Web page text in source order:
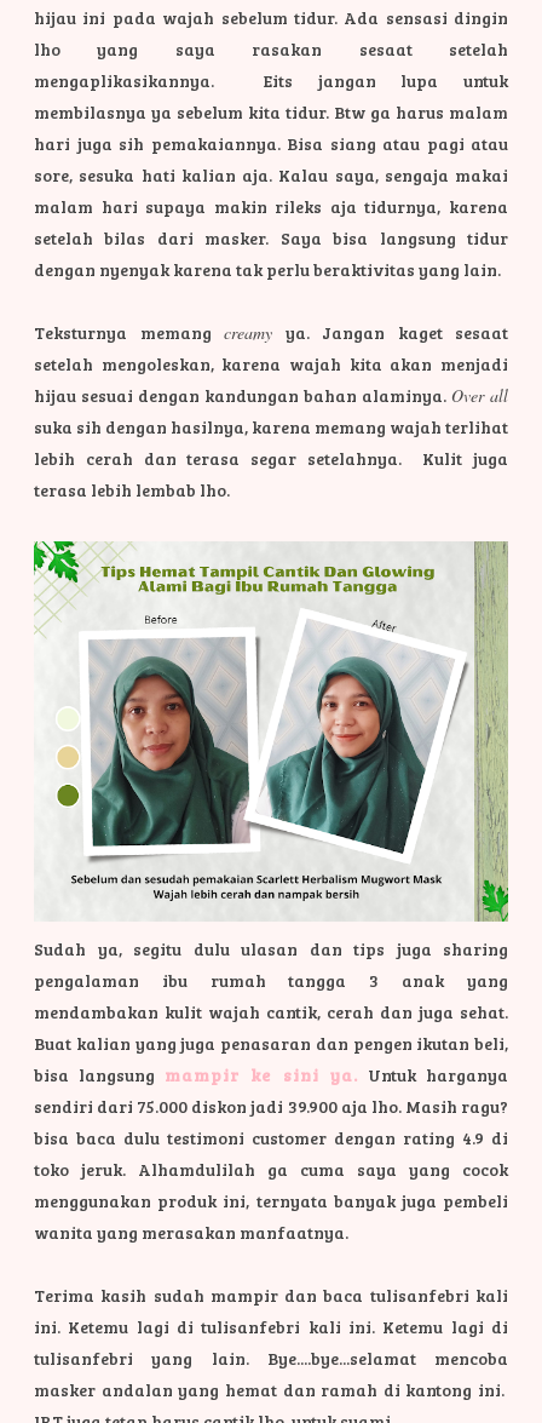
hijau ini pada wajah sebelum tidur. Ada sensasi dingin
lho yang saya rasakan sesaat setelah
mengaplikasikannya. Eits jangan lupa untuk
membilasnya ya sebelum kita tidur. Btw ga harus malam
hari juga sih pemakaiannya. Bisa siang atau pagi atau
sore, sesuka hati kalian aja. Kalau saya, sengaja makai
malam hari supaya makin rileks aja tidurnya, karena
setelah bilas dari masker. Saya bisa langsung tidur
dengan nyenyak karena tak perlu beraktivitas yang lain.
Teksturnya memang creamy ya. Jangan kaget sesaat
setelah mengoleskan, karena wajah kita akan menjadi
hijau sesuai dengan kandungan bahan alaminya. Over all
suka sih dengan hasilnya, karena memang wajah terlihat
lebih cerah dan terasa segar setelahnya. Kulit juga
terasa lebih lembab lho.
Sudah ya, segitu dulu ulasan dan tips juga sharing
pengalaman ibu rumah tangga 3 anak yang
mendambakan kulit wajah cantik, cerah dan juga sehat.
Buat kalian yang juga penasaran dan pengen ikutan beli,
bisa langsung mampir ke sini ya. Untuk harganya
sendiri dari 75.000 diskon jadi 39.900 aja lho. Masih ragu?
bisa baca dulu testimoni customer dengan rating 4.9 di
toko jeruk. Alhamdulilah ga cuma saya yang cocok
menggunakan produk ini, ternyata banyak juga pembeli
wanita yang merasakan manfaatnya.
Terima kasih sudah mampir dan baca tulisanfebri kali
ini. Ketemu lagi di tulisanfebri kali ini. Ketemu lagi di
tulisanfebri yang lain. Bye....bye...selamat mencoba
masker andalan yang hemat dan ramah di kantong ini.